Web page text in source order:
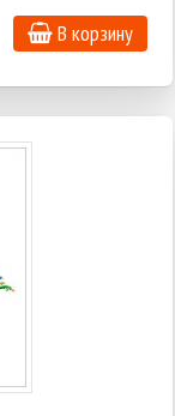
В корзину